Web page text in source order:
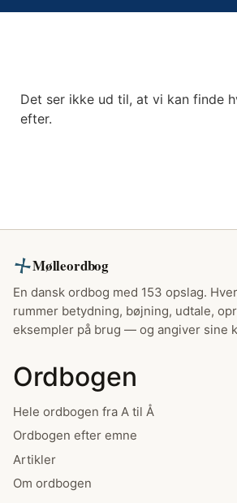
Det ser ikke ud til, at vi kan finde
efter.
Mølleordbog
En dansk ordbog med 153 opslag.
rummer betydning, bøjning, udtale,
eksempler på brug — og angiver sine
Ordbogen
Hele ordbogen fra A til Å
Ordbogen efter emne
Artikler
Om ordbogen